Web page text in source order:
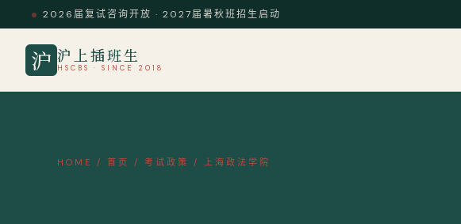
2026届复试咨询开放 · 2027届暑秋班招生启动
沪 沪上插班生
HSCBS · SINCE 2018
HOME / 首页 / 考试政策 / 上海政法学院